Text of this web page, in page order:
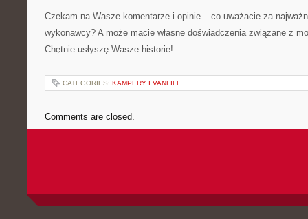
Czekam na Wasze komentarze i opinie – co uważacie za
wykonawcy? A może macie własne doświadczenia związane z
Chętnie usłyszę Wasze historie!
CATEGORIES: KAMPERY I VANLIFE
Comments are closed.